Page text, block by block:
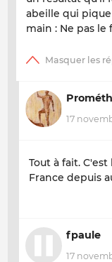
abeille qui
main : Ne pas le
17
Tout à fait.
France depuis
fpaule
17